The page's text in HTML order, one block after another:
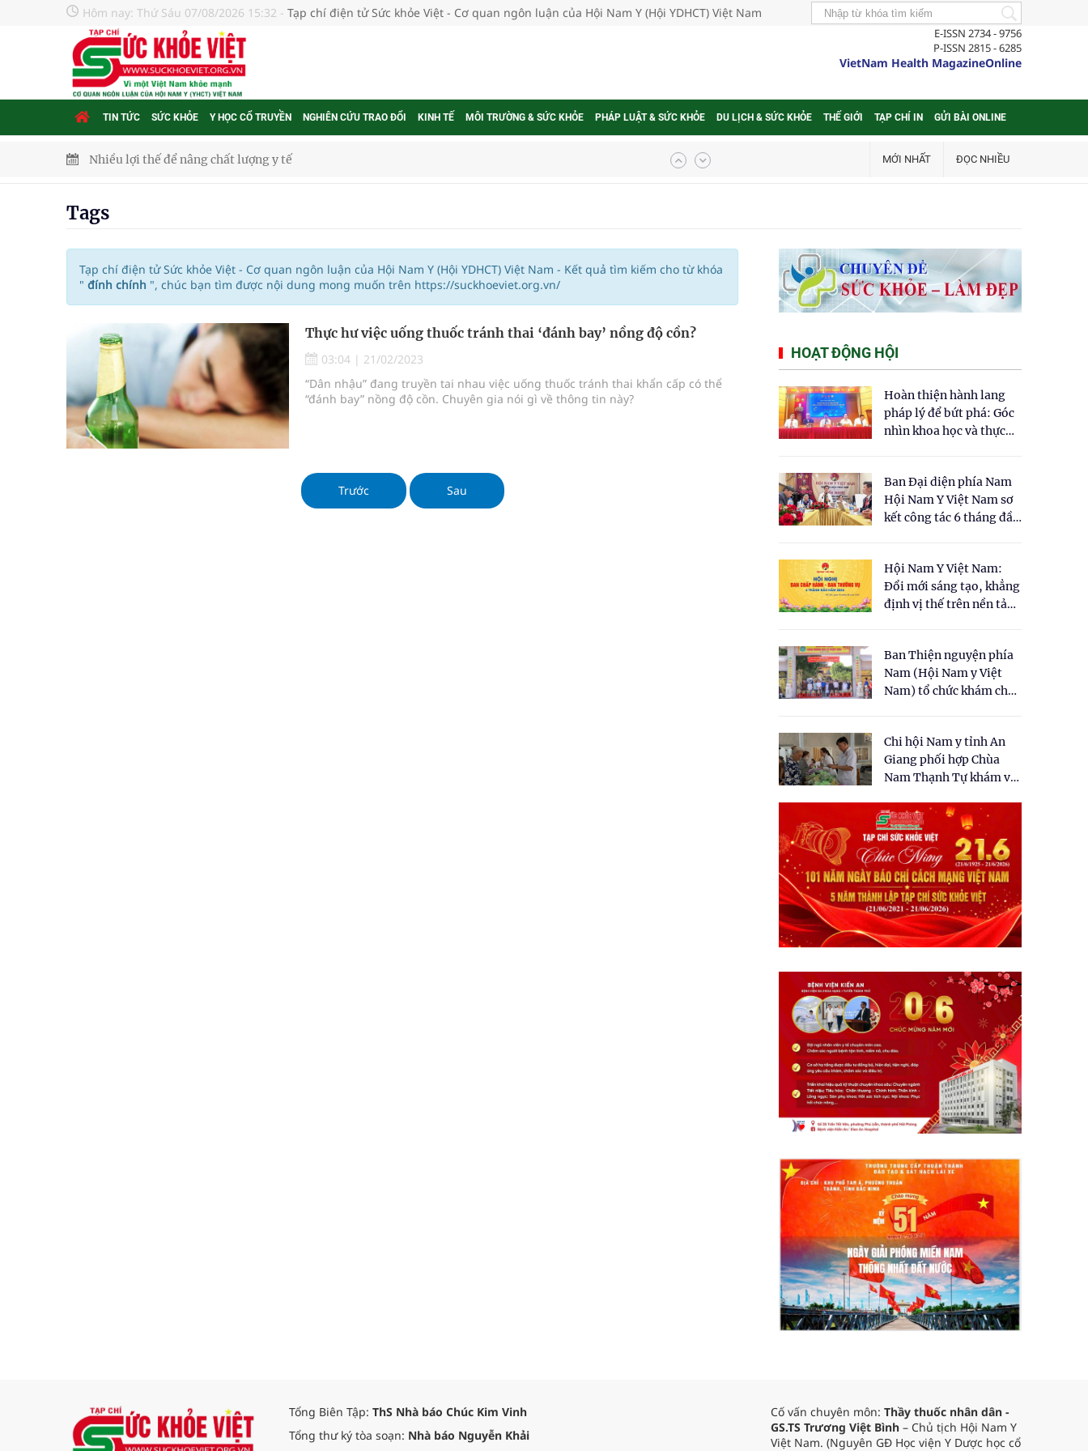
Hôm nay: Thứ Sáu 07/08/2026 15:32 - Tạp chí điện tử Sức khỏe Việt - Cơ quan ngôn luận của Hội Nam Y (Hội YDHCT) Việt Nam
E-ISSN 2734 - 9756
P-ISSN 2815 - 6285
VietNam Health MagazineOnline
TIN TỨC SỨC KHỎE Y HỌC CỔ TRUYỀN NGHIÊN CỨU TRAO ĐỔI KINH TẾ MÔI TRƯỜNG & SỨC KHỎE PHÁP LUẬT & SỨC KHỎE DU LỊCH & SỨC KHỎE THẾ GIỚI TẠP CHÍ IN GỬI BÀI ONLINE
Nhiều lợi thế để nâng chất lượng y tế
Súp lơ xanh mang đến hy vọng mới trong phòng ngừa ung thư
Tác Dụng Chống Kết Tập Tiểu Cầu Và Chống Đông Máu Của Các Loài Nhân Sâm (Panax Spp.): Tổng
Quan Bằng Chứng Dược Lý Và Cơ Chế Phân Tử
Xây dựng bản đồ mạng lưới cấp cứu ngoại viện toàn quốc
"Nền kinh tế bạc" có thể trở thành động lực tăng trưởng mới của Việt Nam
Quảng Trị: Phát huy vai trò của chính quyền địa phương hai cấp trong quản lý hoạt động nha khoa,
MỚI NHẤT ĐỌC NHIỀU
Tags
Tạp chí điện tử Sức khỏe Việt - Cơ quan ngôn luận của Hội Nam Y (Hội YDHCT) Việt Nam - Kết quả tìm kiếm cho từ khóa
" đính chính ", chúc bạn tìm được nội dung mong muốn trên https://suckhoeviet.org.vn/
Thực hư việc uống thuốc tránh thai ‘đánh bay’ nồng độ cồn?
03:04 | 21/02/2023
“Dân nhậu” đang truyền tai nhau việc uống thuốc tránh thai khẩn cấp có thể
“đánh bay” nồng độ cồn. Chuyên gia nói gì về thông tin này?
Trước Sau
HOẠT ĐỘNG HỘI
Hoàn thiện hành lang
pháp lý để bứt phá: Góc
nhìn khoa học và thực
cho Luật Y dược cổ
truyền Việt Nam"
Ban Đại diện phía Nam
Hội Nam Y Việt Nam sơ
kết công tác 6 tháng đầu
Hội Nam Y Việt Nam:
Đổi mới sáng tạo, khẳng
định vị thế trên nền tảng
Ban Thiện nguyện phía
Nam (Hội Nam y Việt
Nam) tổ chức khám chữa
dân tại xã Tân Tập
Chi hội Nam y tỉnh An
Giang phối hợp Chùa
Nam Thạnh Tự khám và
nhân dân
Tổng Biên Tập: ThS Nhà báo Chúc Kim Vinh
Tổng thư ký tòa soạn: Nhà báo Nguyễn Khải
Cố vấn chuyên môn: Thầy thuốc nhân dân -
GS.TS Trương Việt Bình – Chủ tịch Hội Nam Y
Việt Nam. (Nguyên GĐ Học viện Y Dược học cổ